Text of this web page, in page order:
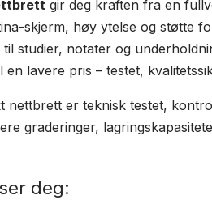
gir deg kraften fra en
skjerm, høy ytelse og støtte
studier, notater og
lavere pris – testet,
nettbrett er teknisk testet,
graderinger,
deg: